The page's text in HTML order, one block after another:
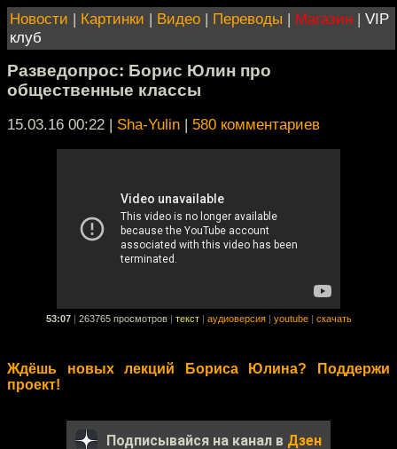
Новости | Картинки | Видео | Переводы | Магазин | VIP
клуб
Разведопрос: Борис Юлин про
общественные классы
15.03.16 00:22 | Sha-Yulin | 580 комментариев
53:07 263765 просмотров текст аудиоверсия youtube скачать
Ждёшь новых лекций Бориса Юлина? Поддержи
проект!
Подписывайся на канал в Дзен